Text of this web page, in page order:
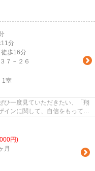
11分
徒歩16分
７－２６
1室
ひ一度見ていただきたい、「翔
インに関して、自信をもって情
円)
月